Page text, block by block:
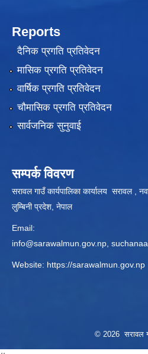
Reports
दैनिक प्रगति प्रतिवेदन
मासिक प्रगति प्रतिवेदन
वार्षिक प्रगति प्रतिवेदन
चौमासिक प्रगति प्रतिवेदन
सार्वजनिक सुनुवाई
सम्पर्क विवरण
सरावल गाउँ कार्यपालिका कार्यालय सरावल ,
लुम्बिनी प्रदेश, नेपाल
Email:
info@sarawalmun.gov.np
Website: https://sarawalmun.gov.np
© 2026 सरावल